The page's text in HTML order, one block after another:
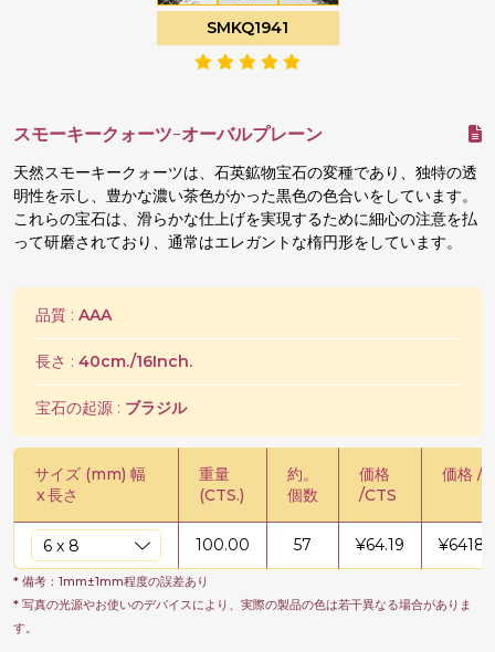
SMKQ1941
スモーキークォーツ-オーバルプレーン
天然スモーキークォーツは、石英鉱物宝石の変種であり、独特の透
明性を示し、豊かな濃い茶色がかった黒色の色合いをしています。
これらの宝石は、滑らかな仕上げを実現するために細心の注意を払
って研磨されており、通常はエレガントな楕円形をしています。
品質 : AAA
長さ : 40cm./16Inch.
宝石の起源 : ブラジル
サイズ (mm) 幅
x長さ
重量
(CTS.)
約。
個数
価格
/CTS
価格 /
100.00 57 ¥64.19 ¥
* 備考：1mm±1mm程度の誤差あり
* 写真の光源やお使いのデバイスにより、実際の製品の色は若干異なる場合がありま
す。